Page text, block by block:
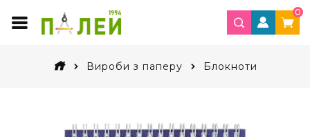
0
Вироби з паперу Блокноти